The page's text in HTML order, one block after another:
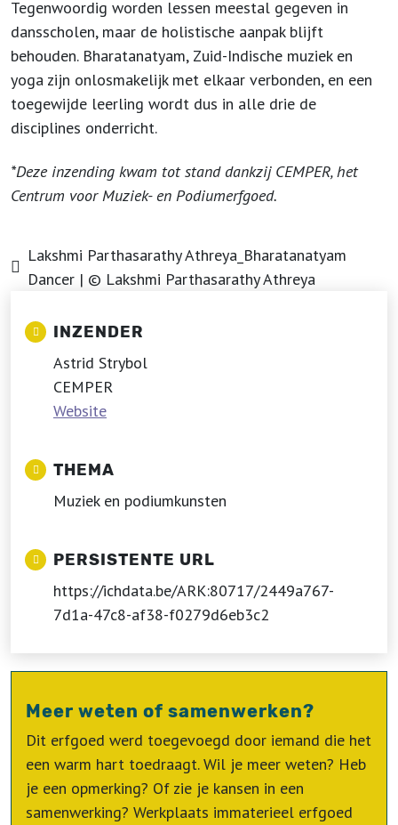
Tegenwoordig worden lessen meestal gegeven in
dansscholen, maar de holistische aanpak blijft
behouden. Bharatanatyam, Zuid-Indische muziek en
yoga zijn onlosmakelijk met elkaar verbonden, en een
toegewijde leerling wordt dus in alle drie de
disciplines onderricht.
*Deze inzending kwam tot stand dankzij CEMPER, het
Centrum voor Muziek- en Podiumerfgoed.
Lakshmi Parthasarathy Athreya_Bharatanatyam
Dancer | © Lakshmi Parthasarathy Athreya
INZENDER
Astrid Strybol
CEMPER
Website
THEMA
Muziek en podiumkunsten
PERSISTENTE URL
https://ichdata.be/ARK:80717/2449a767-
7d1a-47c8-af38-f0279d6eb3c2
Meer weten of samenwerken?
Dit erfgoed werd toegevoegd door iemand die het
een warm hart toedraagt. Wil je meer weten? Heb
je een opmerking? Of zie je kansen in een
samenwerking? Werkplaats immaterieel erfgoed